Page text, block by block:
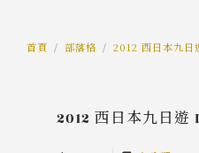
我的作品
首頁 部落格 2012 西日本九日
2012 西日本九日遊